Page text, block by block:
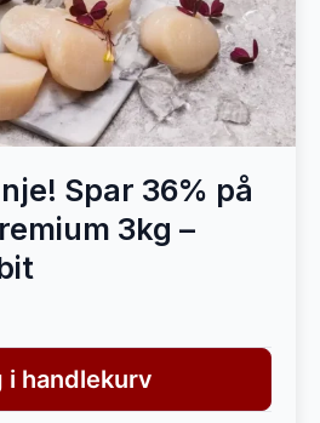
Spar 36% på
3kg –
i handlekurv